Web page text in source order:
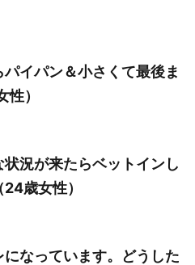
イパン＆小さくて最後ま
）
況が来たらベットインし
歳女性）
なっています。どうした